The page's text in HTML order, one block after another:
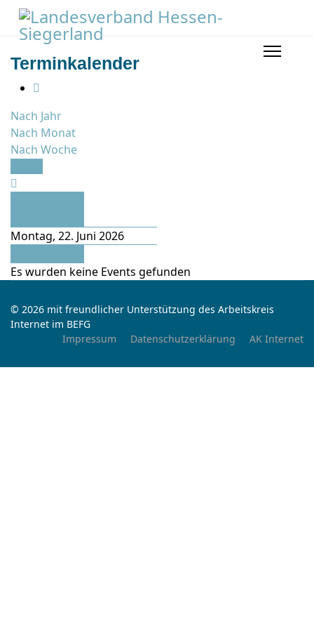
Terminkalender
Nach Jahr
Nach Monat
Nach Woche
Montag, 22. Juni 2026
Es wurden keine Events gefunden
© 2026 mit freundlicher Unterstützung des Arbeitskreis
Internet im BEFG
Impressum
Datenschutzerklärung AK Internet